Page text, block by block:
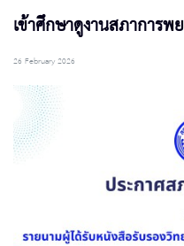
เข้าศึกษาดูงานสภาการพ
26 February 2026